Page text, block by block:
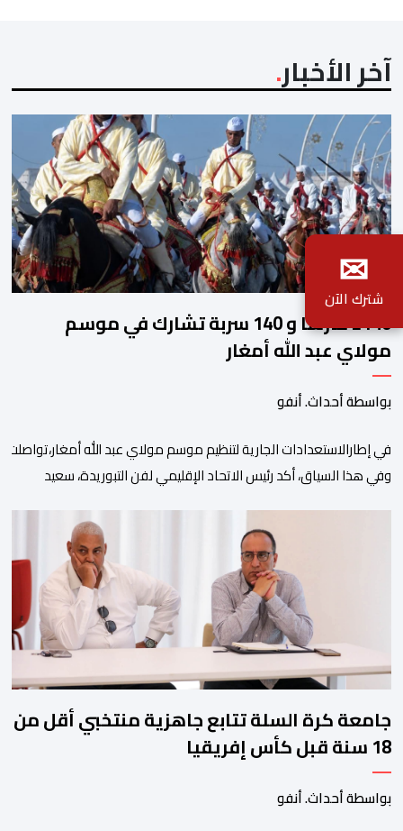
آخر الأخبار
2140 فارسا و 140 سربة تشارك في موسم
مولاي عبد الله أمغار
بواسطة أحداث. أنفو
في إطارالاستعدادات الجارية لتنظيم موسم مولاي عبد الله
وفي هذا السياق، أكد رئيس الاتحاد الإقليمي لفن التبوريدة، سعيد
ولم تخل هذه الدورة من مؤشرات إيجابية على مستوى تنوعالمشاركة،
وتبرز هذه الأرقام الحجم الكبير الذي باتت تعرفه تظاهرةالتبوريدة
ومن المرتقب أن تعرف فعاليات الموسم إقبالا جماهيريا
واسعا،في ظل الشغف الكبير الذي يحظى به فن التبوريدة، باعتبارهأحد
جامعة كرة السلة تتابع جاهزية منتخبي أقل من
18 سنة قبل كأس إفريقيا
بواسطة أحداث. أنفو
✉
شترك الآن